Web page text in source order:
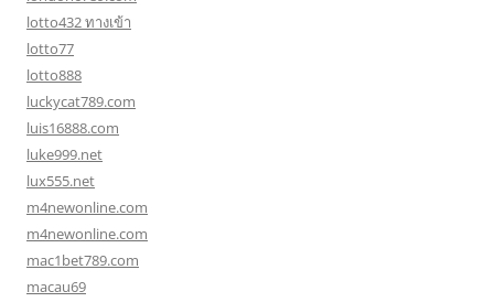
lotto432 ทางเข้า
lotto77
lotto888
luckycat789.com
luis16888.com
luke999.net
lux555.net
m4newonline.com
m4newonline.com
mac1bet789.com
macau69